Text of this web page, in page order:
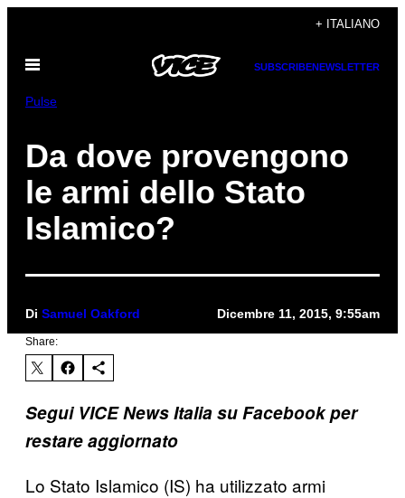
contenuto
+ ITALIANO
Apri
SUBSCRIBENEWSLETTER
Pulse
Da dove provengono
le armi dello Stato
Islamico?
Di Samuel Oakford Dicembre 11, 2015, 9:55am
Share:
Segui VICE News Italia su Facebook per
restare aggiornato
Lo Stato Islamico (IS) ha utilizzato armi